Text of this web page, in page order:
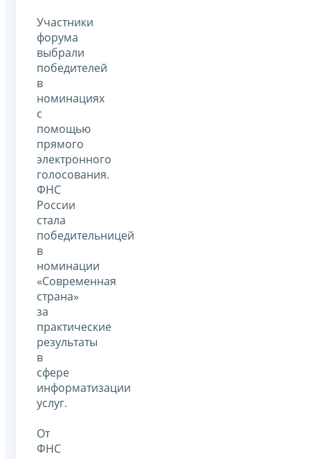
Участники
форума
выбрали
победителей
в
номинациях
с
помощью
прямого
электронного
голосования.
ФНС
России
стала
победительницей
в
номинации
«Современная
страна»
за
практические
результаты
в
сфере
информатизации
услуг.
От
ФНС